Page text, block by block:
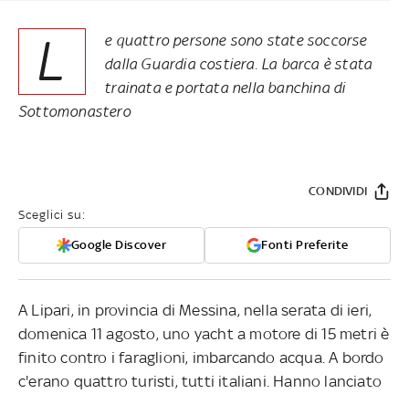
L
e quattro persone sono state soccorse
dalla Guardia costiera. La barca è stata
trainata e portata nella banchina di
Sottomonastero
Sceglici su:
Google Discover Fonti Preferite
CONDIVIDI
A Lipari, in provincia di Messina, nella serata di ieri,
domenica 11 agosto, uno yacht a motore di 15 metri è
finito contro i faraglioni, imbarcando acqua. A bordo
c'erano quattro turisti, tutti italiani. Hanno lanciato